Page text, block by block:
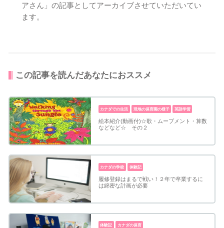
アさん」の記事としてアーカイブさせていただいてい
ます。
この記事を読んだあなたにおススメ
カナダでの生活 現地の保育園の様子 英語学習
絵本紹介(動画付)☆歌・ムーブメント・算数
などなど☆ その２
カナダの学校 体験記
履修登録はまるで戦い！２年で卒業するに
は綿密な計画が必要
体験記 カナダの保育